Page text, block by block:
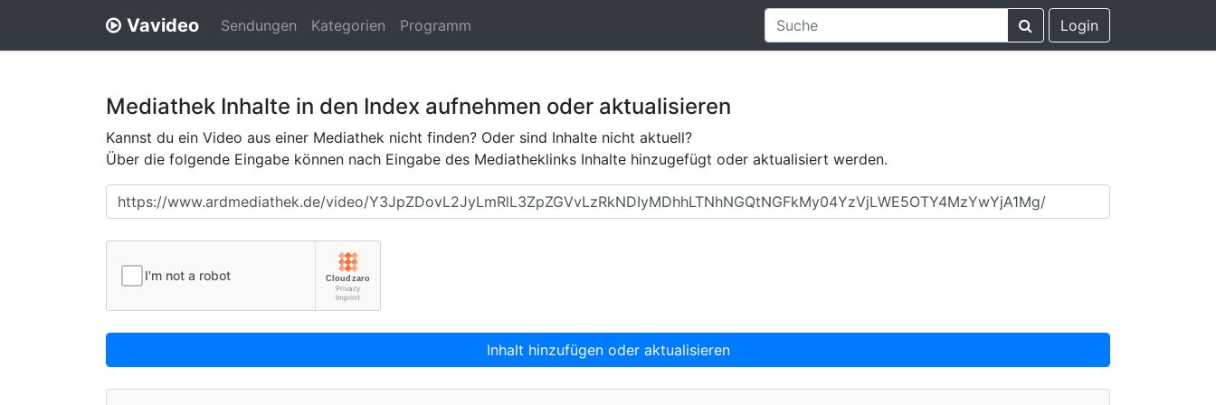
Vavideo Sendungen Kategorien Programm Login
Mediathek Inhalte in den Index aufnehmen oder aktualisieren
Kannst du ein Video aus einer Mediathek nicht finden? Oder sind Inhalte nicht aktuell?
Über die folgende Eingabe können nach Eingabe des Mediatheklinks Inhalte hinzugefügt oder aktualisiert werden.
Inhalt hinzufügen oder aktualisieren